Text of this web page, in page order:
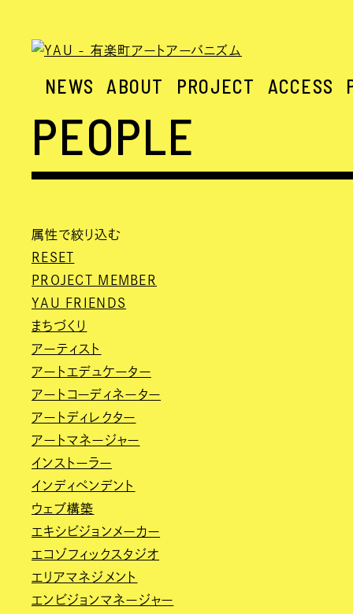
NEWS ABOUT PROJECT ACCESS
PEOPLE
属性で絞り込む
RESET
PROJECT MEMBER
YAU FRIENDS
まちづくり
アーティスト
アートエデュケーター
アートコーディネーター
アートディレクター
アートマネージャー
インストーラー
インディペンデント
ウェブ構築
エキシビジョンメーカー
エコゾフィックスタジオ
エリアマネジメント
エンビジョンマネージャー